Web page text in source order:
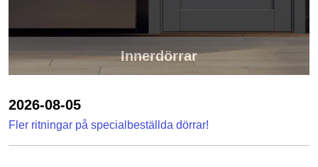
Innerdörrar
2026-08-05
Fler ritningar på specialbeställda dörrar!